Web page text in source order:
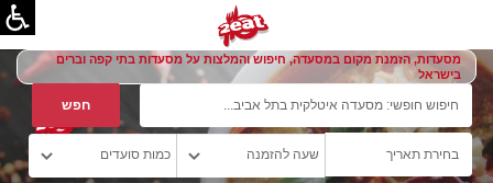
מסעדות, הזמנת מקום במסעדה, חיפוש והמלצות על מסעדות בתי קפה וברים
בישראל